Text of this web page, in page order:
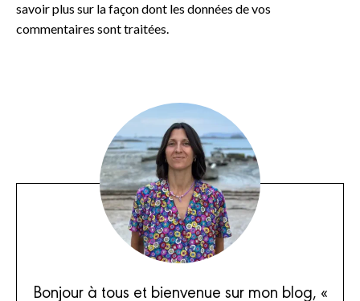
savoir plus sur la façon dont les données de vos
commentaires sont traitées.
Bonjour à tous et bienvenue sur mon blog, «